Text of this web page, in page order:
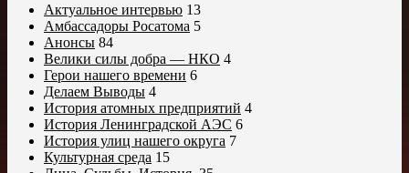
Актуальное интервью 13
Амбассадоры Росатома 5
Анонсы 84
Велики силы добра — НКО 4
Герои нашего времени 6
Делаем Выводы 4
История атомных предприятий 4
История Ленинградской АЭС 6
История улиц нашего округа 7
Культурная среда 15